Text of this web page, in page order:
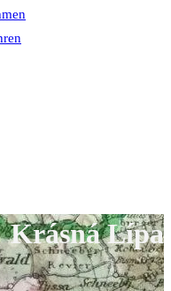
Krásná Lípa